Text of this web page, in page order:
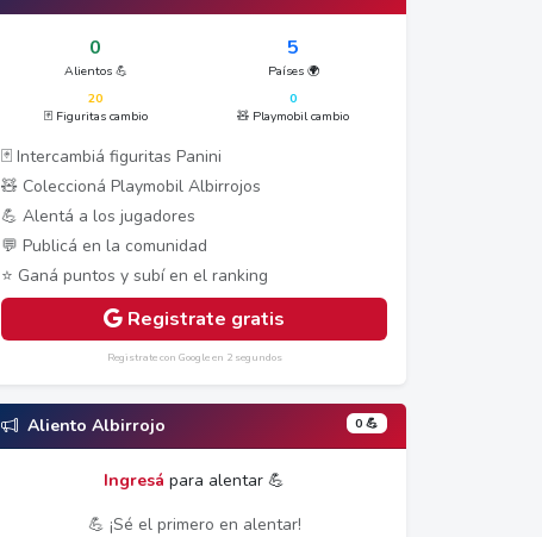
0
Alientos 💪
5
Países 🌍
20
🃏 Figuritas cambio
0
🧸 Playmobil cambio
🃏 Intercambiá figuritas Panini
🧸 Coleccioná Playmobil Albirrojos
💪 Alentá a los jugadores
💬 Publicá en la comunidad
⭐ Ganá puntos y subí en el ranking
Registrate gratis
Registrate con Google en 2 segundos
Aliento Albirrojo 0 💪
Ingresá para alentar 💪
💪 ¡Sé el primero en alentar!